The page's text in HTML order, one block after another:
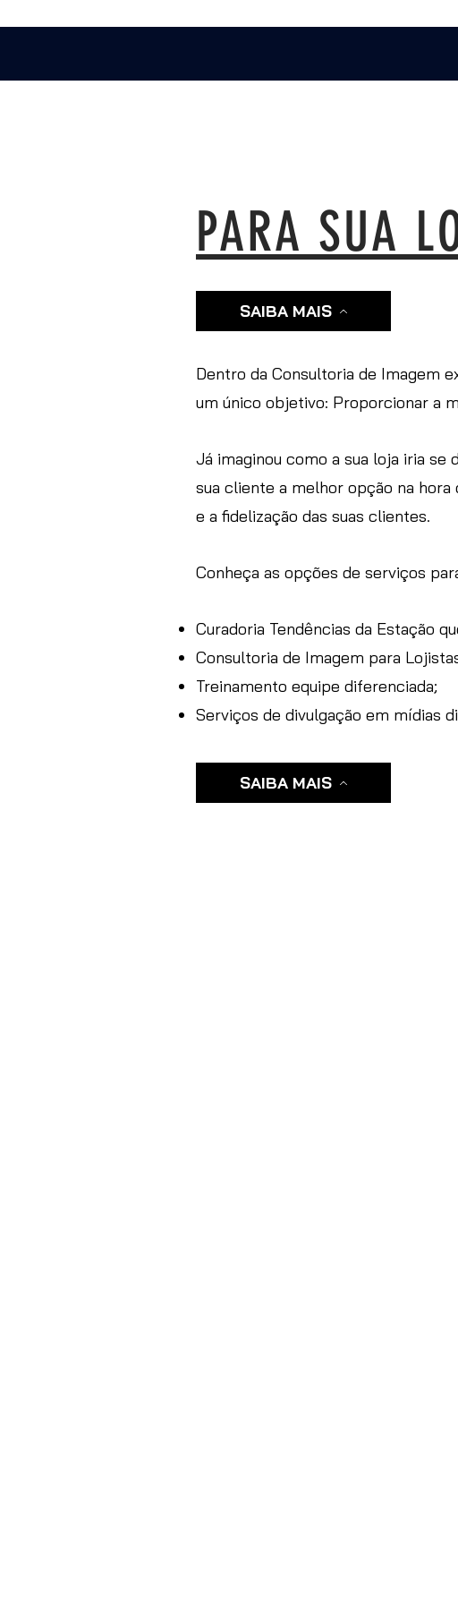
PARA SUA
SAIBA MAIS
Dentro da Consultoria de Imagem
um único objetivo: Proporcionar a
Já imaginou como a sua loja iria
sua cliente a melhor opção na
e a fidelização das suas clientes.
Conheça as opções de serviços
Curadoria Tendências da Estação
Consultoria de Imagem para
Treinamento equipe diferenciada;
Serviços de divulgação em mídias
SAIBA MAIS